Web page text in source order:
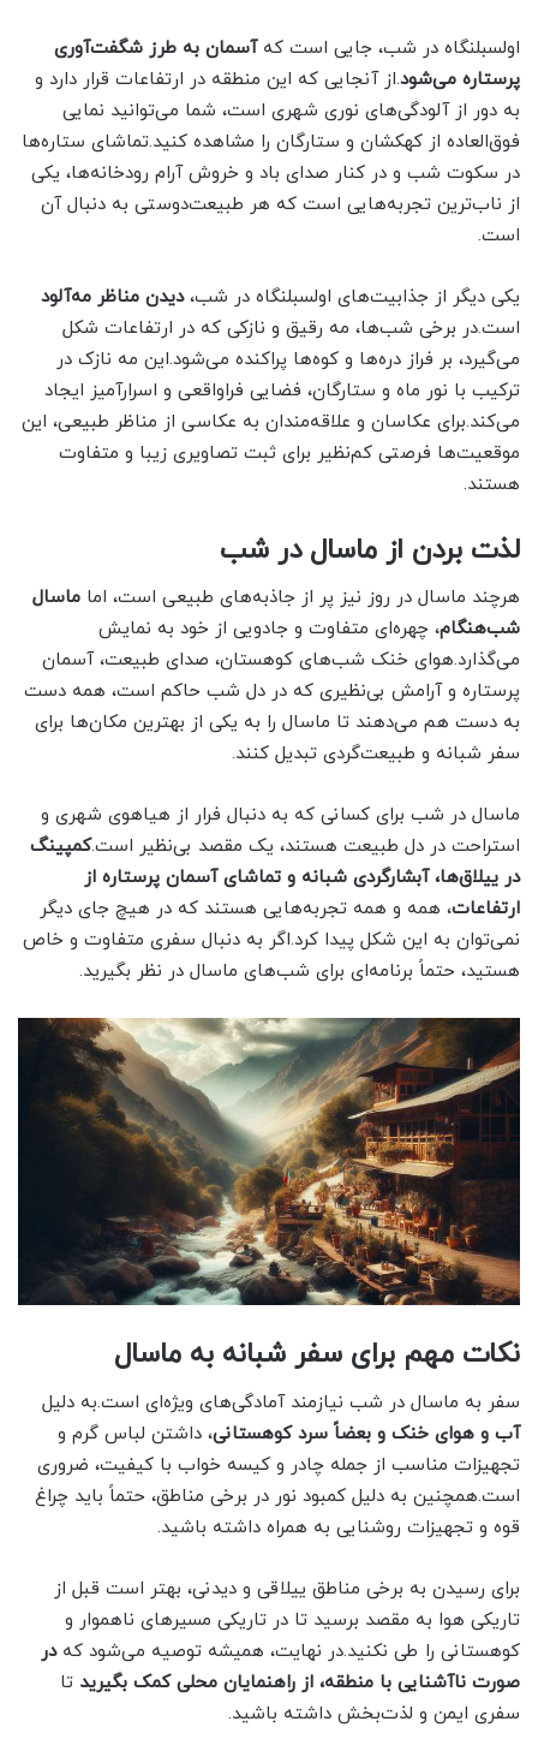
اولسبلنگاه در شب، جایی است کهآسمان به طرز شگفت‌آوری
پرستاره می‌شود.از آنجایی که این منطقه در ارتفاعات قرار دارد و
به دور از آلودگی‌های نوری شهری است، شما می‌توانید نمایی
فوق‌العاده از کهکشان و ستارگان را مشاهده کنید.تماشای ستاره‌ها
در سکوت شب و در کنار صدای باد و خروش آرام رودخانه‌ها، یکی
از ناب‌ترین تجربه‌هایی است که هر طبیعت‌دوستی به دنبال آن
است.
یکی دیگر از جذابیت‌های اولسبلنگاه در شب،دیدن مناظر مه‌آلود
است.در برخی شب‌ها، مه رقیق و نازکی که در ارتفاعات شکل
می‌گیرد، بر فراز دره‌ها و کوه‌ها پراکنده می‌شود.این مه نازک در
ترکیب با نور ماه و ستارگان، فضایی فراواقعی و اسرارآمیز ایجاد
می‌کند.برای عکاسان و علاقه‌مندان به عکاسی از مناظر طبیعی، این
موقعیت‌ها فرصتی کم‌نظیر برای ثبت تصاویری زیبا و متفاوت
هستند.
لذت بردن از ماسال در شب
هرچند ماسال در روز نیز پر از جاذبه‌های طبیعی است، اما ماسال
شب‌هنگام، چهره‌ای متفاوت و جادویی از خود به نمایش
می‌گذارد.هوای خنک شب‌های کوهستان، صدای طبیعت، آسمان
پرستاره و آرامش بی‌نظیری که در دل شب حاکم است، همه دست
به دست هم می‌دهند تا ماسال را به یکی از بهترین مکان‌ها برای
سفر شبانه و طبیعت‌گردی تبدیل کنند.
ماسال در شب برای کسانی که به دنبال فرار از هیاهوی شهری و
استراحت در دل طبیعت هستند، یک مقصد بی‌نظیر است.کمپینگ
در ییلاق‌ها، آبشارگردی شبانه و تماشای آسمان پرستاره از
ارتفاعات، همه و همه تجربه‌هایی هستند که در هیچ جای دیگر
نمی‌توان به این شکل پیدا کرد.اگر به دنبال سفری متفاوت و خاص
هستید، حتماً برنامه‌ای برای شب‌های ماسال در نظر بگیرید.
نکات مهم برای سفر شبانه به ماسال
سفر به ماسال در شب نیازمند آمادگی‌های ویژه‌ای است.به دلیل
آب و هوای خنک و بعضاً سرد کوهستانی، داشتن لباس گرم و
تجهیزات مناسب از جمله چادر و کیسه خواب با کیفیت، ضروری
است.همچنین به دلیل کمبود نور در برخی مناطق، حتماً باید چراغ
قوه و تجهیزات روشنایی به همراه داشته باشید.
برای رسیدن به برخی مناطق ییلاقی و دیدنی، بهتر است قبل از
تاریکی هوا به مقصد برسید تا در تاریکی مسیرهای ناهموار و
کوهستانی را طی نکنید.در نهایت، همیشه توصیه می‌شود کهدر
صورت ناآشنایی با منطقه، از راهنمایان محلی کمک بگیرید تا
سفری ایمن و لذت‌بخش داشته باشید.